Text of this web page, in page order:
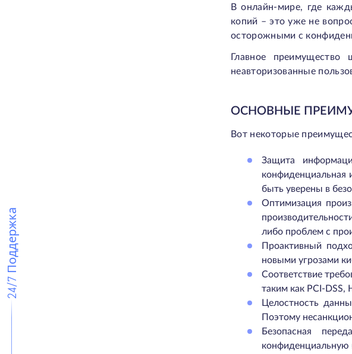
24/7 Поддержка
В онлайн-мире, где
копий – это уже не
осторожными с
Главное
неавторизованные
ОСНОВНЫЕ
Вот некоторые
Защита
конфиденциальная
быть уверены в
Оптимизация
либо проблем с
Проактивный
новыми угрозами
Соответствие
таким как PCI-DSS,
Целостность
Поэтому
Безопасная